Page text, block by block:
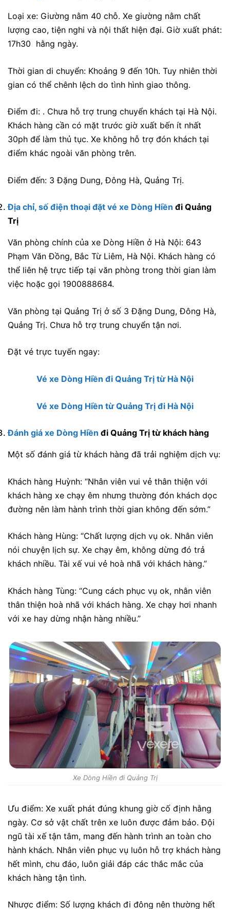
Loại xe: Giường nằm 40 chỗ. Xe giường nằm chất
lượng cao, tiện nghi và nội thất hiện đại. Giờ xuất phát:
17h30 hằng ngày.
Thời gian di chuyển: Khoảng 9 đến 10h. Tuy nhiên thời
gian có thể chênh lệch do tình hình giao thông.
Điểm đi: . Chưa hỗ trợ trung chuyển khách tại Hà Nội.
Khách hàng cần có mặt trước giờ xuất bến ít nhất
30ph để làm thủ tục. Xe không hỗ trợ đón khách tại
điểm khác ngoài văn phòng trên.
Điểm đến: 3 Đặng Dung, Đông Hà, Quảng Trị.
Địa chỉ, số điện thoại đặt vé xe Dòng Hiền đi Quảng
Trị
Văn phòng chính của xe Dòng Hiền ở Hà Nội: 643
Phạm Văn Đồng, Bắc Từ Liêm, Hà Nội. Khách hàng có
thể liên hệ trực tiếp tại văn phòng trong thời gian làm
việc hoặc gọi 1900888684.
Văn phòng tại Quảng Trị ở số 3 Đặng Dung, Đông Hà,
Quảng Trị. Chưa hỗ trợ trung chuyển tận nơi.
Đặt vé trực tuyến ngay:
Vé xe Dòng Hiền đi Quảng Trị từ Hà Nội
Vé xe Dòng Hiền từ Quảng Trị đi Hà Nội
Đánh giá xe Dòng Hiền đi Quảng Trị từ khách hàng
Một số đánh giá từ khách hàng đã trải nghiệm dịch vụ:
Khách hàng Huỳnh: “Nhân viên vui vẻ thân thiện với
khách hàng xe chạy êm nhưng thường đón khách dọc
đường nên làm hành trình thời gian không đến sớm.”
Khách hàng Hùng: “Chất lượng dịch vụ ok. Nhân viên
nói chuyện lịch sự. Xe chạy êm, không dừng đó trả
khách nhiều. Tài xế vui vẻ hoà nhã với khách hàng.”
Khách hàng Tùng: “Cung cách phục vụ ok, nhân viên
thân thiện hoà nhã với khách hàng. Xe chạy hơi nhanh
với xe hay dừng nhận hàng nhiều.”
Xe Dòng Hiền đi Quảng Trị
Ưu điểm: Xe xuất phát đúng khung giờ cố định hằng
ngày. Cơ sở vật chất trên xe luôn được đảm bảo. Đội
ngũ tài xế tận tâm, mang đến hành trình an toàn cho
hành khách. Nhân viên phục vụ luôn hỗ trợ khách hàng
hết mình, chu đáo, luôn giải đáp các thắc mắc của
khách hàng tận tình.
Nhược điểm: Số lượng khách đi đông nên thường hết